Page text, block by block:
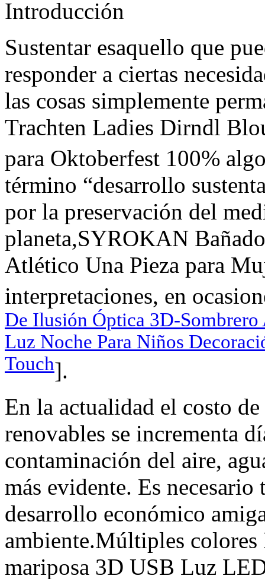
Introducción
Sustentar esaquello que
responder a ciertas
las cosas simplemente
Trachten Ladies Dirndl
para Oktoberfest 100%
término “desarrollo
por la preservación del
planeta,SYROKAN
Atlético Una Pieza para
interpretaciones, en
De Ilusión Óptica 3D-
Luz Noche Para Niños
Touch].
En la actualidad el costo
renovables se incrementa
contaminación del aire,
más evidente. Es
desarrollo económico
ambiente.Múltiples
mariposa 3D USB Luz